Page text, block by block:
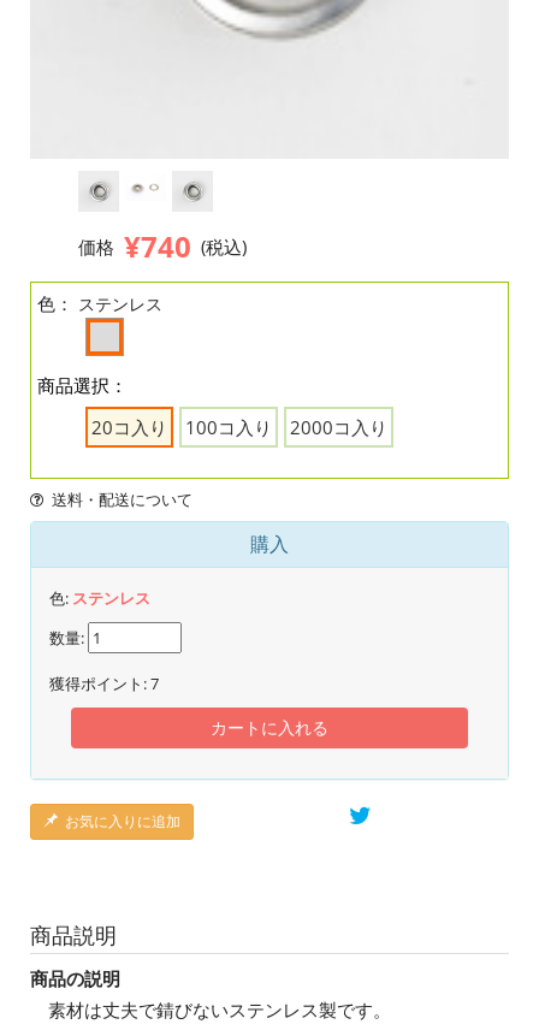
価格 ¥740 (税込)
色： ステンレス
商品選択：
20コ入り
100コ入り 2000コ入り
送料・配送について
購入
色: ステンレス
数量:
獲得ポイント:7
カートに入れる
お気に入りに追加
商品説明
商品の説明
素材は丈夫で錆びないステンレス製です。